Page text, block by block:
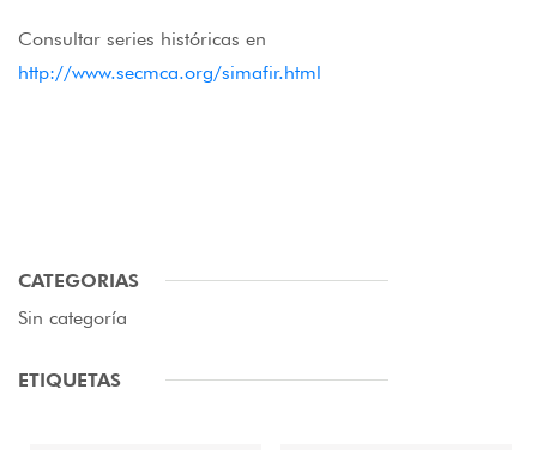
Consultar series históricas en
http://www.secmca.org/simafir.html
CATEGORIAS
Sin categoría
ETIQUETAS